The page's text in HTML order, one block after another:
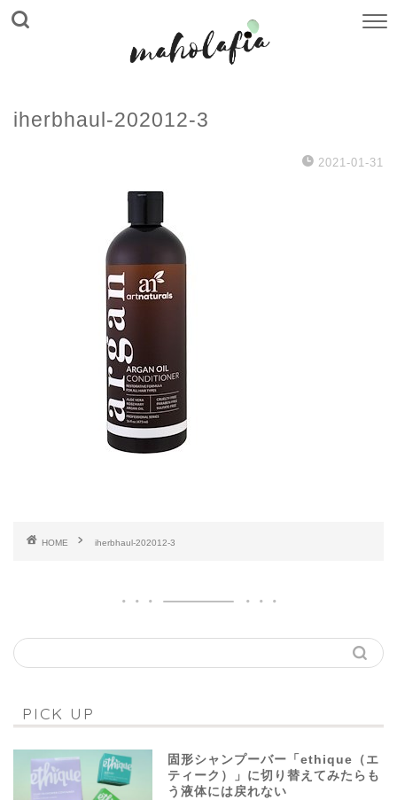
iherbhaul-202012-3
2021-01-31
HOME iherbhaul-202012-3
PICK UP
固形シャンプーバー「ethique（エ
ティーク）」に切り替えてみたらも
う液体には戻れない